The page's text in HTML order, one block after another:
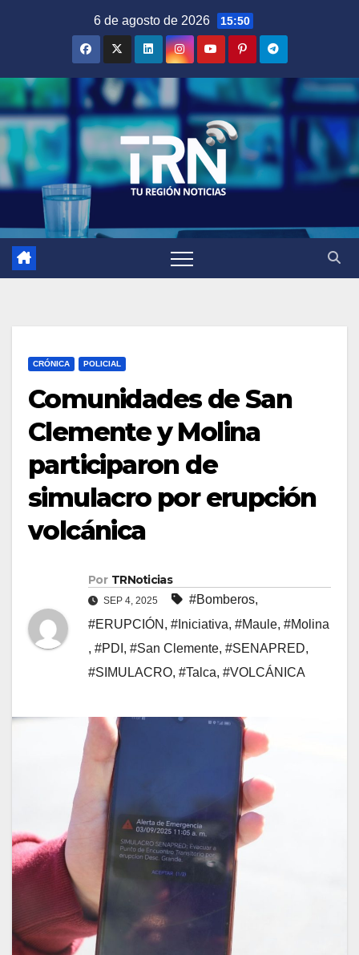
6 de agosto de 2026 15:50
CRÓNICA POLICIAL
Comunidades de San
Clemente y Molina
participaron de
simulacro por erupción
volcánica
Por TRNoticias
SEP 4, 2025 #Bomberos,
#ERUPCIÓN , #Iniciativa, #Maule, #Molina
, #PDI , #San Clemente, #SENAPRED,
#SIMULACRO, #Talca, #VOLCÁNICA